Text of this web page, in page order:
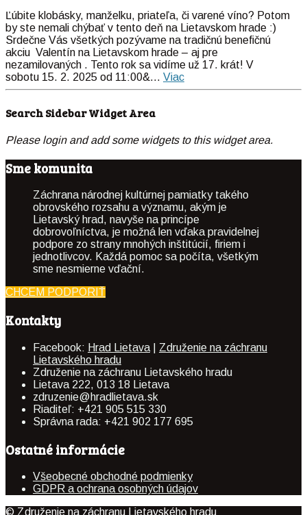
Ľúbite klobásky, manželku, priateľa, či varené víno? Potom
by ste nemali chýbať v tento deň na Lietavskom hrade :)
Srdečne Vás všetkých pozývame na tradičnú benefičnú
akciu Valentín na Lietavskom hrade – aj pre
nezamilovaných . Tento rok sa vidíme už 17. krát! V
sobotu 15. 2. 2025 od 11:00&... Viac
Search Sidebar Widget Area
Please login and add some widgets to this widget area.
Sme komunita
Záchrana národnej kultúrnej pamiatky takého
obrovského rozsahu a významu, akým je
Lietavský hrad, navyše na princípe
dobrovoľníctva, je možná len vďaka pravidelnej
podpore zo strany mnohých inštitúcií, firiem i
jednotlivcov. Každá pomoc sa počíta, všetkým
sme nesmierne vďační.
CHCEM PODPORIŤ
Kontakty
Facebook: Hrad Lietava
Združenie na záchranu
Lietavského hradu
Združenie na záchranu Lietavského hradu
Lietava 222, 013 18 Lietava
zdruzenie@hradlietava.sk
Riaditeľ: +421 905 515 330
Správna rada: +421 902 177 695
Ostatné informácie
Všeobecné obchodné podmienky
GDPR a ochrana osobných údajov
© Združenie na záchranu Lietavského hradu